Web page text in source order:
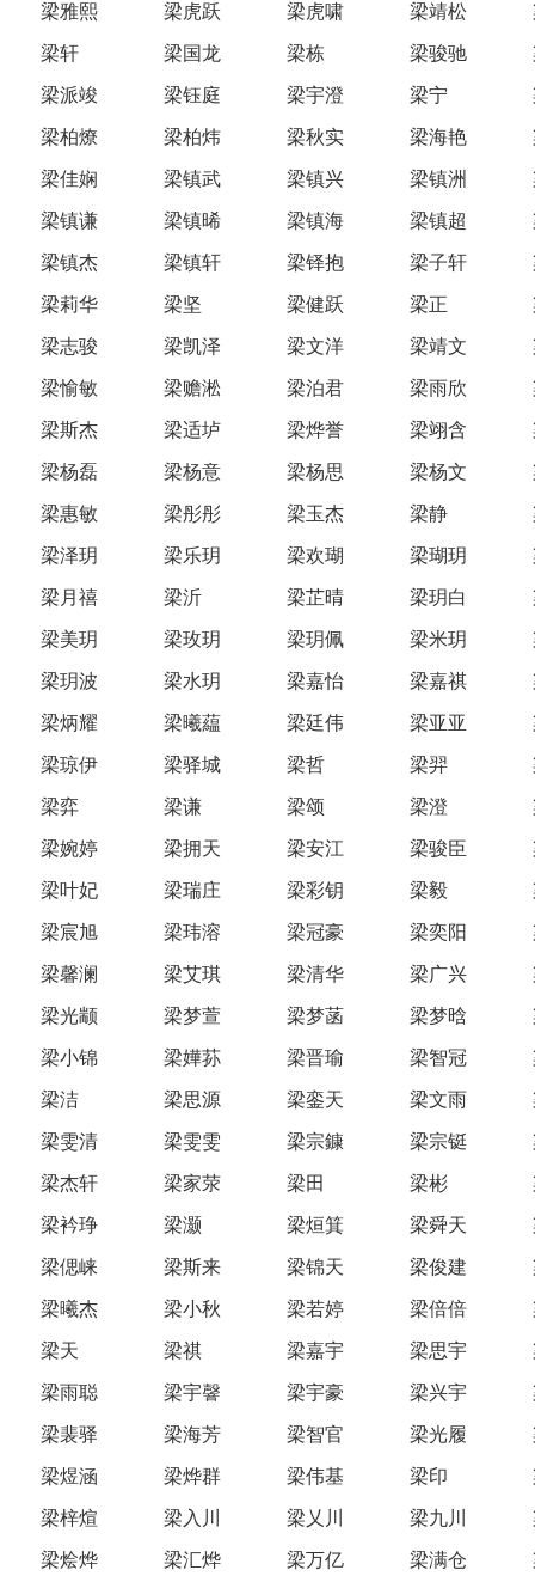
梁雅熙 梁虎跃 梁虎啸 梁靖松
梁轩 梁国龙 梁栋 梁骏驰
梁派竣 梁钰庭 梁宇澄 梁宁
梁柏燎 梁柏炜 梁秋实 梁海艳
梁佳娴 梁镇武 梁镇兴 梁镇洲
梁镇谦 梁镇晞 梁镇海 梁镇超
梁镇杰 梁镇轩 梁铎抱 梁子轩
梁莉华 梁坚 梁健跃 梁正
梁志骏 梁凯泽 梁文洋 梁靖文
梁愉敏 梁赡淞 梁泊君 梁雨欣
梁斯杰 梁适垆 梁烨誉 梁翊含
梁杨磊 梁杨意 梁杨思 梁杨文
梁惠敏 梁彤彤 梁玉杰 梁静
梁泽玥 梁乐玥 梁欢瑚 梁瑚玥
梁月禧 梁沂 梁芷晴 梁玥白
梁美玥 梁玫玥 梁玥佩 梁米玥
梁玥波 梁水玥 梁嘉怡 梁嘉祺
梁炳耀 梁曦藴 梁廷伟 梁亚亚
梁琼伊 梁驿城 梁哲 梁羿
梁弈 梁谦 梁颂 梁澄
梁婉婷 梁拥天 梁安江 梁骏臣
梁叶妃 梁瑞庄 梁彩钥 梁毅
梁宸旭 梁玮溶 梁冠豪 梁奕阳
梁馨澜 梁艾琪 梁清华 梁广兴
梁光颛 梁梦萱 梁梦菡 梁梦晗
梁小锦 梁嬅荪 梁晋瑜 梁智冠
梁洁 梁思源 梁銮天 梁文雨
梁雯清 梁雯雯 梁宗鏮 梁宗铤
梁杰轩 梁家荥 梁田 梁彬
梁衿琤 梁灏 梁烜箕 梁舜天
梁偲崃 梁斯来 梁锦天 梁俊建
梁曦杰 梁小秋 梁若婷 梁倍倍
梁天 梁祺 梁嘉宇 梁思宇
梁雨聪 梁宇韾 梁宇豪 梁兴宇
梁裴驿 梁海芳 梁智官 梁光履
梁煜涵 梁烨群 梁伟基 梁印
梁梓煊 梁入川 梁乂川 梁九川
梁烩烨 梁汇烨 梁万亿 梁满仓